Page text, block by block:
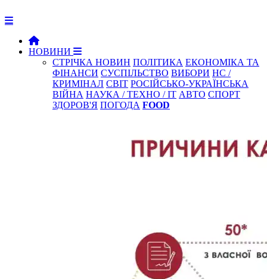
НОВИНИ
СТРІЧКА НОВИН ПОЛІТИКА ЕКОНОМІКА ТА
ФІНАНСИ СУСПІЛЬСТВО ВИБОРИ НС /
КРИМІНАЛ СВІТ РОСІЙСЬКО-УКРАЇНСЬКА
ВІЙНА НАУКА / ТЕХНО / IT АВТО СПОРТ
ЗДОРОВ'Я ПОГОДА FOOD